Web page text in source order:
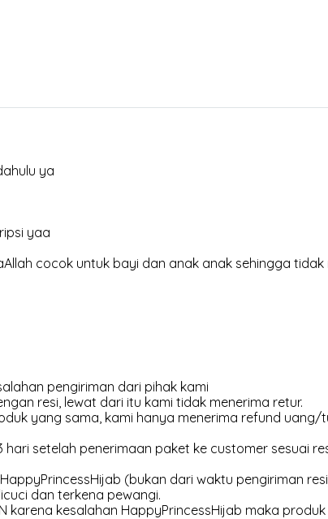
ya
yaa
cocok untuk bayi dan anak anak sehingga
pengiriman dari pihak kami
resi, lewat dari itu kami tidak menerima retur.
yang sama, kami hanya menerima refund
setelah penerimaan paket ke customer sesuai
(bukan dari waktu pengiriman
dan terkena pewangi.
kesalahan HappyPrincessHijab maka